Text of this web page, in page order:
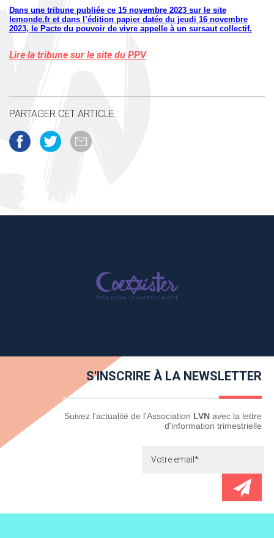
Dans une tribune publiée ce 15 novembre 2023 sur le site
lemonde.fr et dans l’édition papier datée du jeudi 16 novembre
2023, le Pacte du pouvoir de vivre appelle à un sursaut collectif.
Lire la tribune sur le site du PPV
PARTAGER CET ARTICLE :
S'INSCRIRE À LA NEWSLETTER
Newsletter Suivez l'actualité de l'Association LVN avec la lettre
d'information trimestrielle